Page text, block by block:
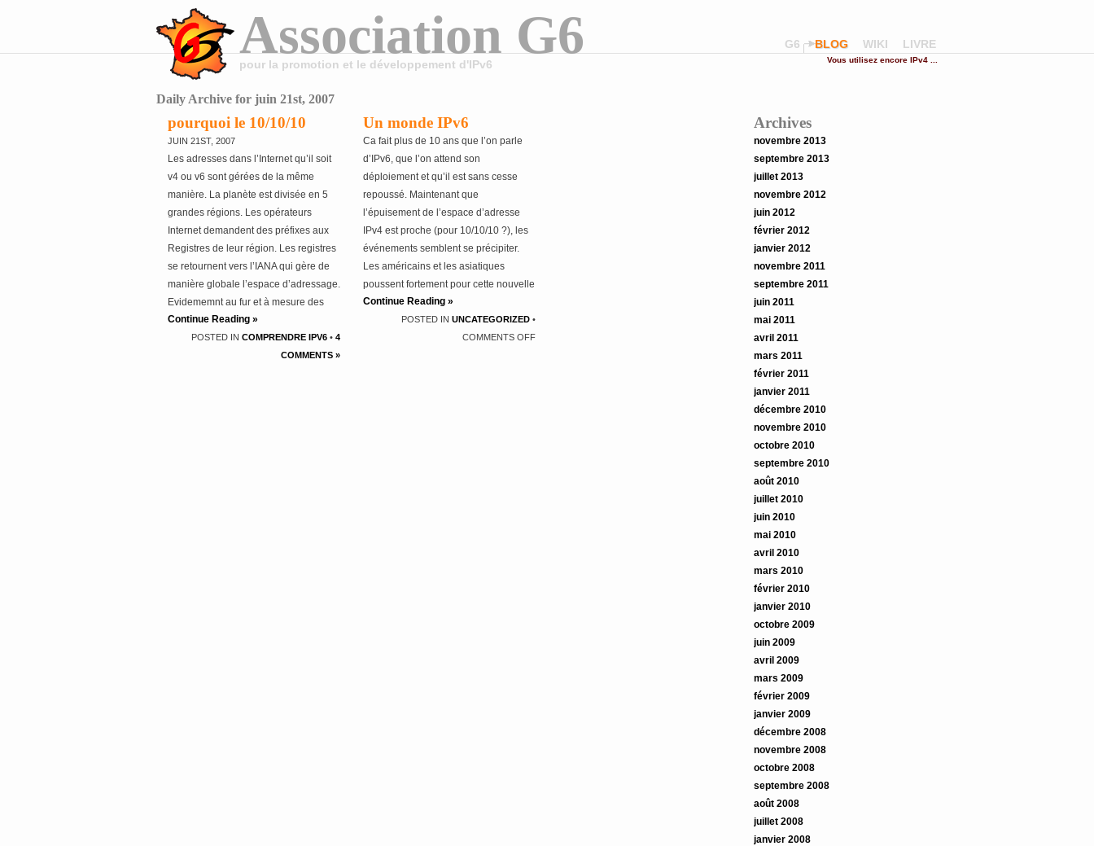
Association G6
pour la promotion et le développement d'IPv6
G6 BLOG WIKI LIVRE
Vous utilisez encore IPv4 ...
Daily Archive for juin 21st, 2007
pourquoi le 10/10/10
JUIN 21ST, 2007
Les adresses dans l’Internet qu’il soit
v4 ou v6 sont gérées de la même
manière. La planète est divisée en 5
grandes régions. Les opérateurs
Internet demandent des préfixes aux
Registres de leur région. Les registres
se retournent vers l’IANA qui gère de
manière globale l’espace d’adressage.
Evidememnt au fur et à mesure des
demandes, l’espace attribuable par
l’IANA diminue. La question est de
savoir quand il ne sera plus possible
Continue Reading »
POSTED IN COMPRENDRE IPV6 • 4
COMMENTS »
Un monde IPv6
Ca fait plus de 10 ans que l’on parle
d’IPv6, que l’on attend son
déploiement et qu’il est sans cesse
repoussé. Maintenant que
l’épuisement de l’espace d’adresse
IPv4 est proche (pour 10/10/10 ?), les
événements semblent se précipiter.
Les américains et les asiatiques
poussent fortement pour cette nouvelle
version du protocole. L’europe pour
l’instant est plus attentiste, mais
jusqu’à quand ? les choses semblent
Continue Reading »
POSTED IN UNCATEGORIZED •
COMMENTS OFF
Archives
novembre 2013
septembre 2013
juillet 2013
novembre 2012
juin 2012
février 2012
janvier 2012
novembre 2011
septembre 2011
juin 2011
mai 2011
avril 2011
mars 2011
février 2011
janvier 2011
décembre 2010
novembre 2010
octobre 2010
septembre 2010
août 2010
juillet 2010
juin 2010
mai 2010
avril 2010
mars 2010
février 2010
janvier 2010
octobre 2009
juin 2009
avril 2009
mars 2009
février 2009
janvier 2009
décembre 2008
novembre 2008
octobre 2008
septembre 2008
août 2008
juillet 2008
janvier 2008